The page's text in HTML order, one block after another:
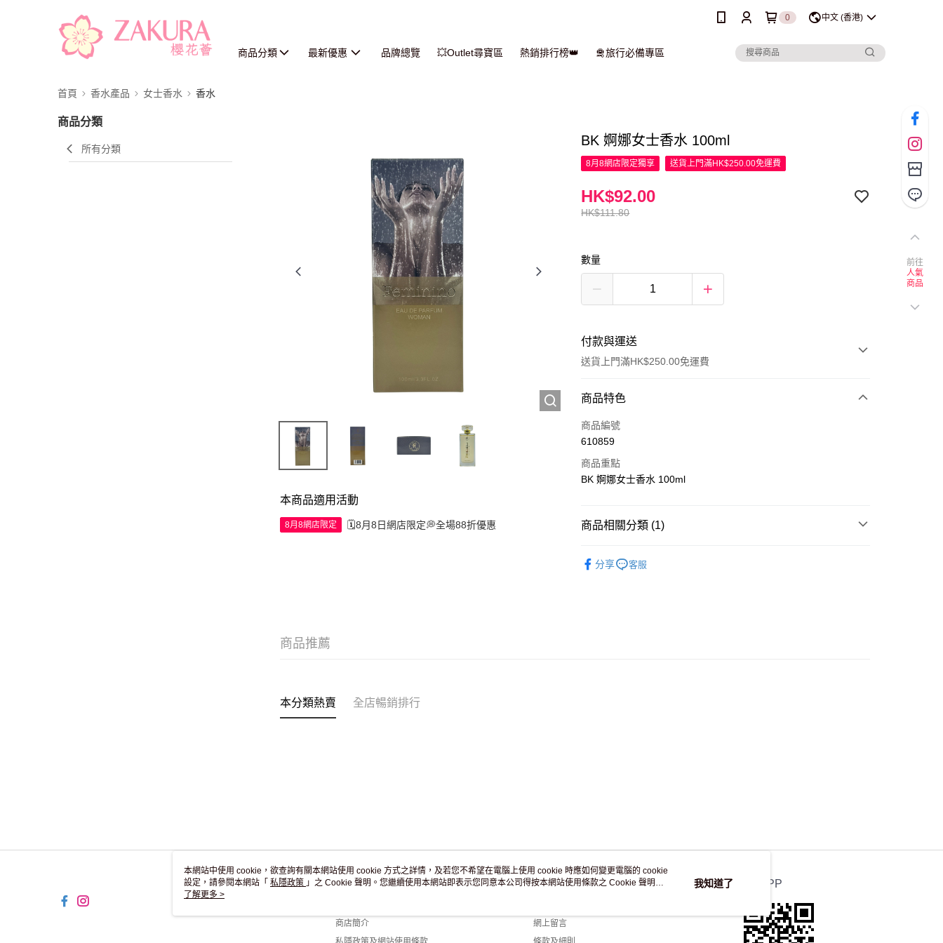
0 中文 (香港)
商品分類 最新優惠 品牌總覽 💥Outlet尋寶區 熱銷排行榜👑 🛅旅行必備專區
首頁 香水產品 女士香水 香水
商品分類
所有分類
本商品適用活動
8月8網店限定 🗓️8月8日網店限定💭全場88折優惠
BK 婀娜女士香水 100ml
8月8網店限定獨享 送貨上門滿HK$250.00免運費
HK$111.80
HK$92.00
數量
付款與運送
送貨上門滿HK$250.00免運費
付款方式
信用卡
AlipayHK
JD京東物流，訂單確認發貨後2-4個工作天送達
商品特色
商品編號
610859
商品重點
BK 婀娜女士香水 100ml
商品相關分類 (1)
分享
客服
商品推薦
本分類熱賣 全店暢銷排行
關於我們
商店簡介
客戶服務
網上留言
官方APP
前往
人氣
商品
本網站中使用 cookie，欲查詢有關本網站使用 cookie 方式之詳情，及若您不希望在電腦上使用 cookie 時應如何變更電腦的 cookie
設定，請參閱本網站「 私隱政策 」之 Cookie 聲明。您繼續使用本網站即表示您同意本公司得按本網站使用條款之 Cookie 聲明使
用 cookie。
了解更多 >
我知道了